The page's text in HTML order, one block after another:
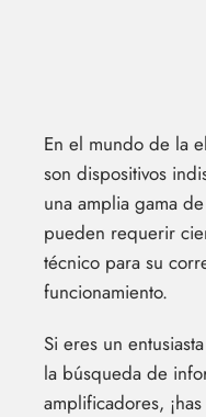
En el mundo de la
son dispositivos
una amplia gama
pueden requerir
técnico para su
funcionamiento.
Si eres un
la búsqueda de
amplificadores,